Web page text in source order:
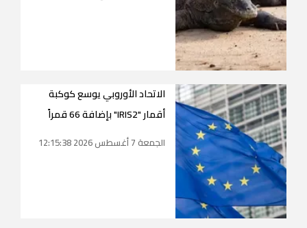
الاتحاد الأوروبي يوسع كوكبة
أقمار "IRIS2" بإضافة 66 قمراً
الجمعة 7 أغسطس 2026 12:15:38